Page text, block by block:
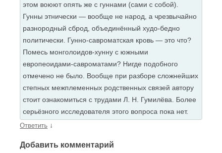
этом воюют опять же с гуннами (сами с собой).
Гунны этнически — вообще не народ, а чрезвычайно
разнородный сброд, объединённый худо-бедно
политически. Гунно-савроматская кровь — это что?
Помесь монголоидов-хунну с южными
европеоидами-савроматами? Нигде подобного
отмечено не было. Вообще при разборе сложнейших
степных межплеменных родственных связей автору
стоит ознакомиться с трудами Л. Н. Гумилёва. Более
серьёзного исследователя этого вопроса пока нет.
Ответить ↓
Добавить комментарий